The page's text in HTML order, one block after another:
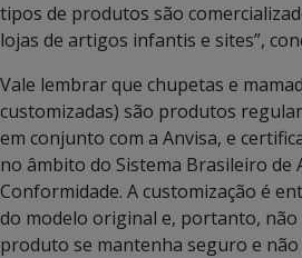
tipos de produtos são
lojas de artigos infantis e sites”,
Vale lembrar que chupetas e
customizadas) são produtos
em conjunto com a Anvisa, e
no âmbito do Sistema Brasileiro de
Conformidade. A customização é
do modelo original e, portanto, não
produto se mantenha seguro e